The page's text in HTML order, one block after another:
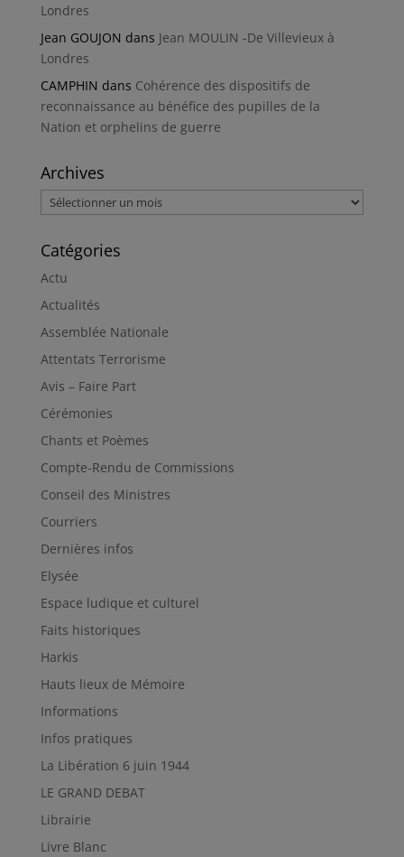
Londres
Jean GOUJON dans Jean MOULIN -De Villevieux à
Londres
CAMPHIN dans Cohérence des dispositifs de
reconnaissance au bénéfice des pupilles de la
Nation et orphelins de guerre
Archives
Archives
Catégories
Actu
Actualités
Assemblée Nationale
Attentats Terrorisme
Avis – Faire Part
Cérémonies
Chants et Poèmes
Compte-Rendu de Commissions
Conseil des Ministres
Courriers
Dernières infos
Elysée
Espace ludique et culturel
Faits historiques
Harkis
Hauts lieux de Mémoire
Informations
Infos pratiques
La Libération 6 juin 1944
LE GRAND DEBAT
Librairie
Livre Blanc